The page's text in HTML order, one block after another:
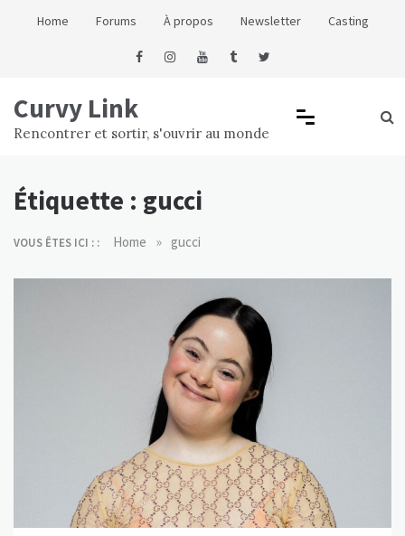
Home Forums À propos Newsletter Casting
Curvy Link
Rencontrer et sortir, s'ouvrir au monde
Étiquette : gucci
VOUS ÊTES ICI : : Home » gucci